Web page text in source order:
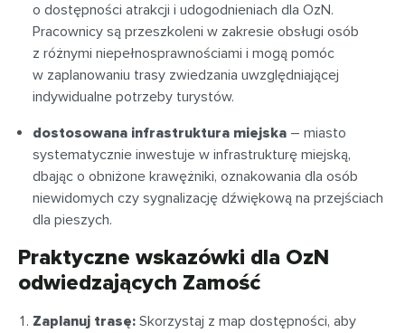
o dostępności atrakcji i udogodnieniach dla OzN.
Pracownicy są przeszkoleni w zakresie obsługi osób
z różnymi niepełnosprawnościami i mogą pomóc
w zaplanowaniu trasy zwiedzania uwzględniającej
indywidualne potrzeby turystów.
dostosowana infrastruktura miejska – miasto
systematycznie inwestuje w infrastrukturę miejską,
dbając o obniżone krawężniki, oznakowania dla osób
niewidomych czy sygnalizację dźwiękową na przejściach
dla pieszych.
Praktyczne wskazówki dla OzN
odwiedzających Zamość
Zaplanuj trasę: Skorzystaj z map dostępności, aby